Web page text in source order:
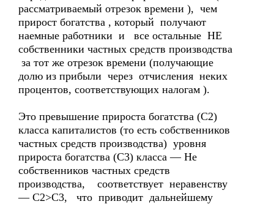
рассматриваемый отрезок времени ), чем
прирост богатства , который получают
наемные работники и все остальные НЕ
собственники частных средств производства
за тот же отрезок времени (получающие
долю из прибыли через отчисления неких
процентов, соответствующих налогам ).
Это превышение прироста богатства (С2)
класса капиталистов (то есть собственников
частных средств производства) уровня
прироста богатства (С3) класса — Не
собственников частных средств
производства, соответствует неравенству
— С2>С3, что приводит дальнейшему